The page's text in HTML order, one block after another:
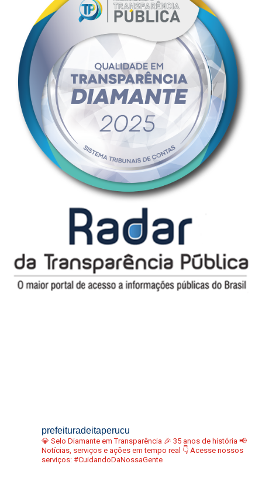
prefeituradeitaperucu
💎 Selo Diamante em Transparência 🎉 35 anos de história 📢
Notícias, serviços e ações em tempo real 👇 Acesse nossos
serviços: #CuidandoDaNossaGente